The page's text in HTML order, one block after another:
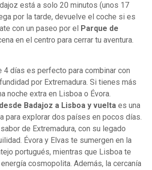
está a solo 20 minutos (unos 17
por la tarde, devuelve el coche si es
con un paseo por el
Parque de
en el centro para cerrar tu aventura.
4 días es perfecto para combinar con
por Extremadura. Si tienes más
noche extra en Lisboa o Évora.
Badajoz a Lisboa y vuelta es una
para explorar dos países en pocos días.
de Extremadura, con su legado
Évora y Elvas te sumergen en la
portugués, mientras que Lisboa te
cosmopolita. Además, la cercanía